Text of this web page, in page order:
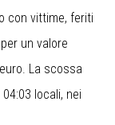
con vittime, feriti
un valore
La scossa
locali, nei